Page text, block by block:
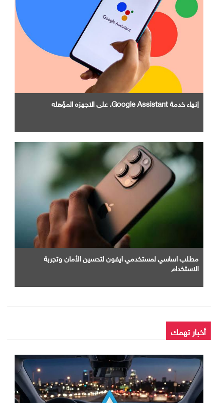
إنهاء خدمة Google Assistant. علي الاجهزه المؤهله
مطلب اساسي لمستخدمي ايفون لتحسين الأمان وتجربة
الاستخدام
أخبار تهمك